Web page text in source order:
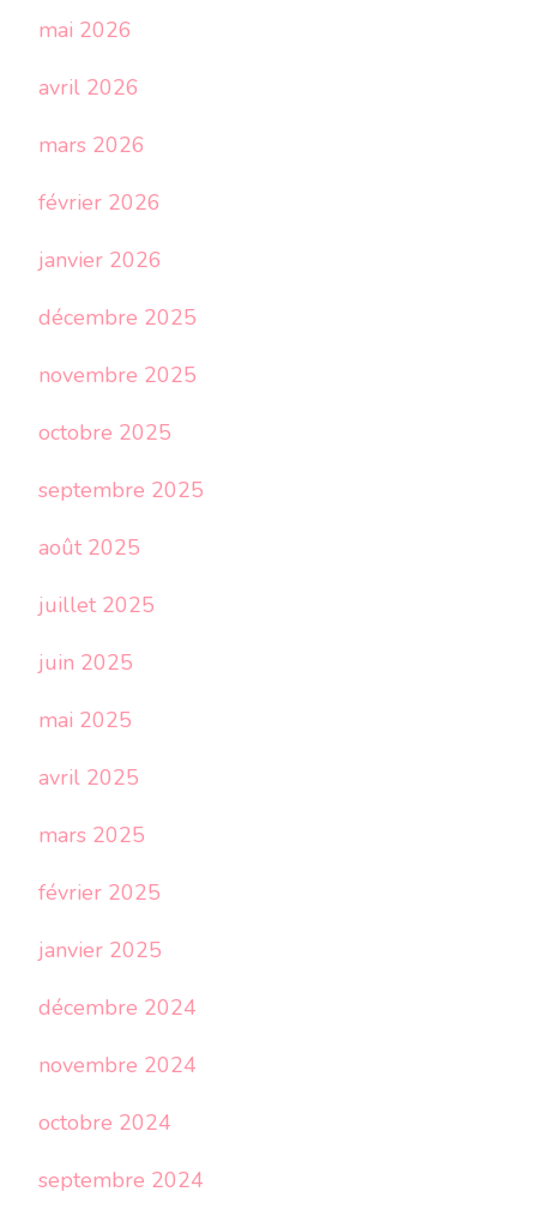
mai 2026
avril 2026
mars 2026
février 2026
janvier 2026
décembre 2025
novembre 2025
octobre 2025
septembre 2025
août 2025
juillet 2025
juin 2025
mai 2025
avril 2025
mars 2025
février 2025
janvier 2025
décembre 2024
novembre 2024
octobre 2024
septembre 2024